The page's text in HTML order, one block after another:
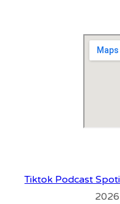
Tiktok Podcast